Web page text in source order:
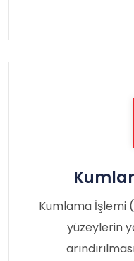
Kumlama İşlemi
yüzeylerin